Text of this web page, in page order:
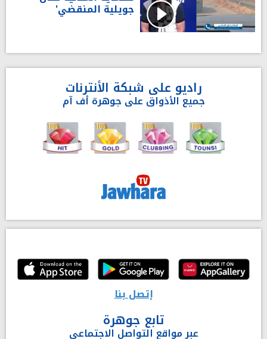
جويلية المنقضي'
راديو على شبكة الأنترنات
جميع الأذواق على جوهرة أف آم
إتصل بنا
تابع جوهرة
عبر مواقع التواصل الاجتماعي